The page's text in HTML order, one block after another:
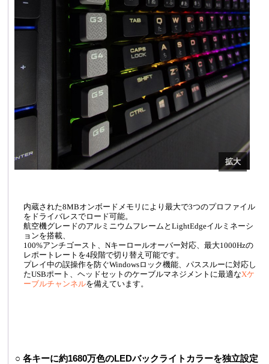
内蔵された8MBオンボードメモリにより最大で3つのプロファイル
をドライバレスでロード可能。
航空機グレードのアルミニウムフレームとLightEdgeイルミネーシ
ョンを搭載、
100%アンチゴースト、Nキーロールオーバー対応、最大1000Hzの
レポートレートを4段階で切り替え可能です。
プレイ中の誤操作を防ぐWindowsロック機能、パススルーに対応し
たUSBポート、ヘッドセットのケーブルマネジメントに最適なXケ
ーブルチャンネルを備えています。
○ 各キーに約1680万色のLEDバックライトカラーを独立設定